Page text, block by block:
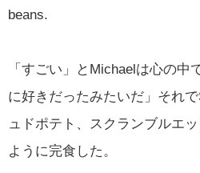
beans.
「すごい」とMichaelは心の中
に好きだったみたいだ」それ
ュドポテト、スクランブルエ
ように完食した。